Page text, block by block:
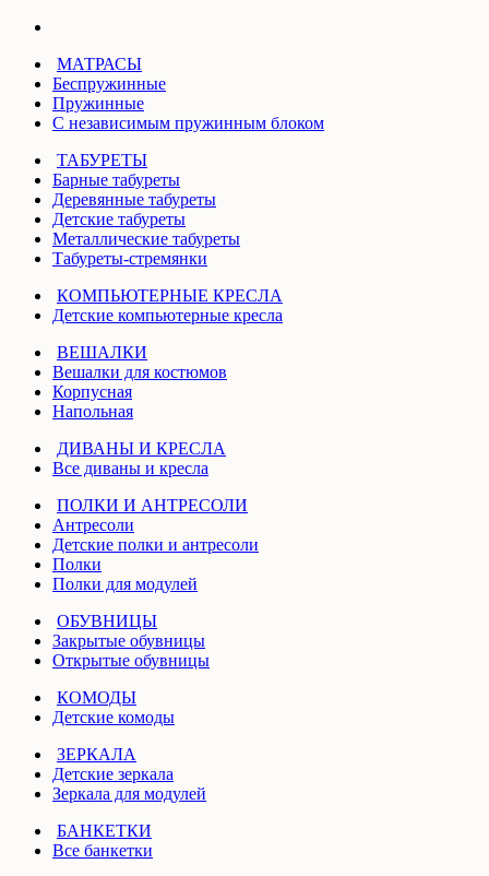
МАТРАСЫ
Беспружинные
Пружинные
С независимым пружинным блоком
ТАБУРЕТЫ
Барные табуреты
Деревянные табуреты
Детские табуреты
Металлические табуреты
Табуреты-стремянки
КОМПЬЮТЕРНЫЕ КРЕСЛА
Детские компьютерные кресла
ВЕШАЛКИ
Вешалки для костюмов
Корпусная
Напольная
ДИВАНЫ И КРЕСЛА
Все диваны и кресла
ПОЛКИ И АНТРЕСОЛИ
Антресоли
Детские полки и антресоли
Полки
Полки для модулей
ОБУВНИЦЫ
Закрытые обувницы
Открытые обувницы
КОМОДЫ
Детские комоды
ЗЕРКАЛА
Детские зеркала
Зеркала для модулей
БАНКЕТКИ
Все банкетки